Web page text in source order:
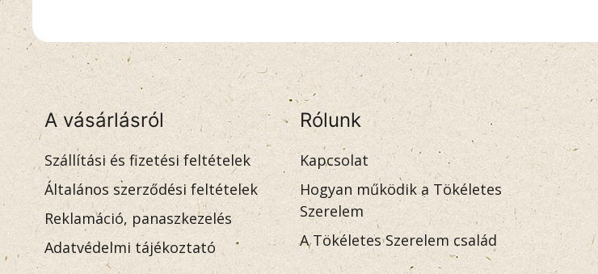
A vásárlásról
Szállítási és fizetési feltételek
Általános szerződési feltételek
Reklamáció, panaszkezelés
Adatvédelmi tájékoztató
Rólunk
Kapcsolat
Hogyan működik a Tökéletes
Szerelem
A Tökéletes Szerelem család